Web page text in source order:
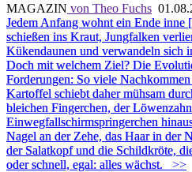
MAGAZIN von Theo Fuchs
Jedem Anfang wohnt ein Ende inne
schießen ins Kraut, Jungfalken
Kükendaunen und verwandeln sich
Doch mit welchem Ziel? Die
Forderungen: So viele
Kartoffel schiebt daher mühsam
bleichen Fingerchen, der
Einwegfallschirmspringerchen
Nagel an der Zehe, das Haar in der
der Salatkopf und die Schildkröte,
oder schnell, egal: alles wächst.
>>